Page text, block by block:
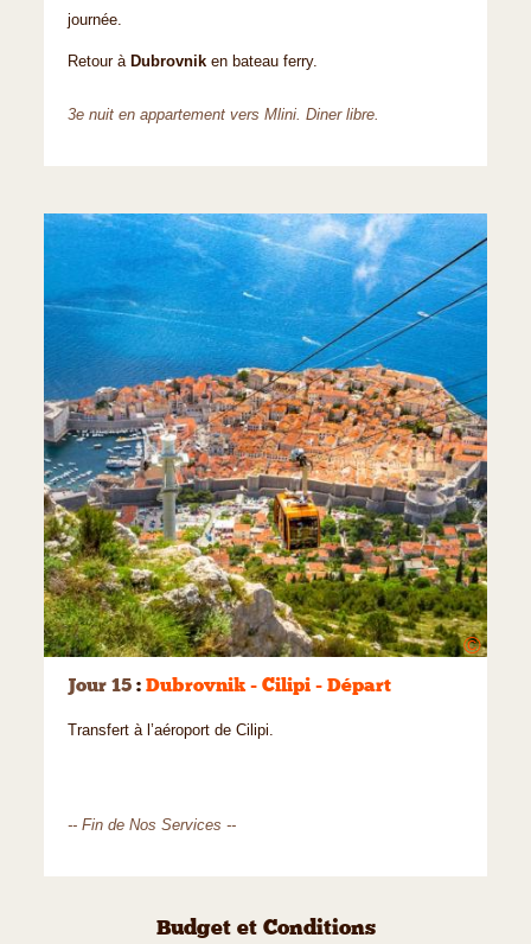
journée.
Retour à Dubrovnik en bateau ferry.
3e nuit en appartement vers Mlini. Diner libre.
©
Jour 15 : Dubrovnik - Cilipi - Départ
Transfert à l’aéroport de Cilipi.
-- Fin de Nos Services --
Budget et Conditions